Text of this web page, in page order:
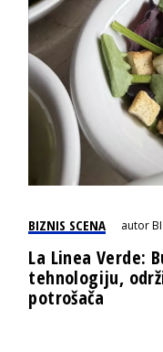
BIZNIS SCENA autor
La Linea Verde:
tehnologiju,
potrošača